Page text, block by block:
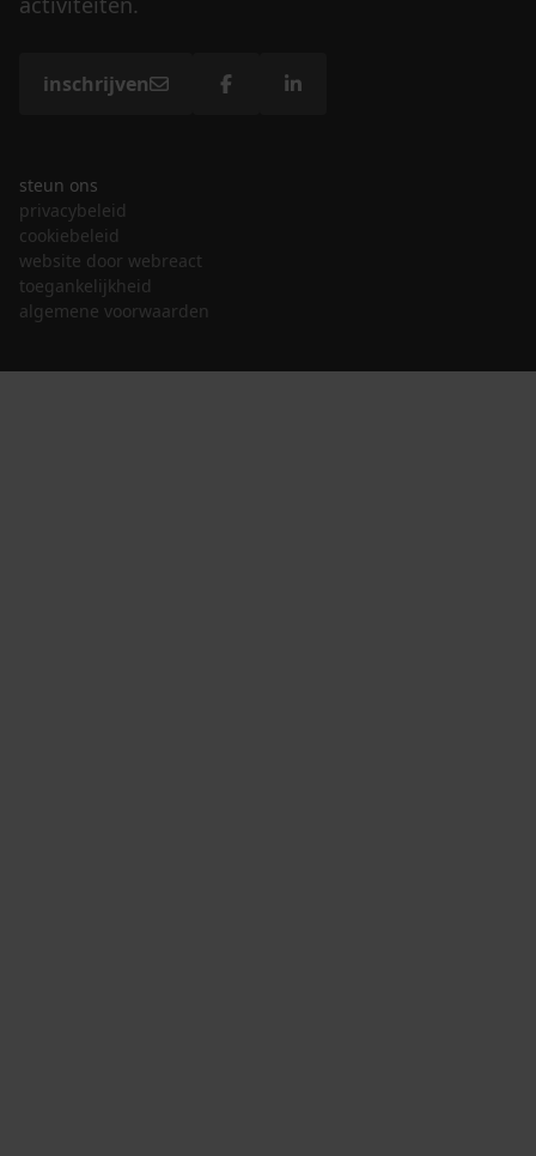
inschrijven
steun ons
privacybeleid
cookiebeleid
website door webreact
toegankelijkheid
algemene voorwaarden